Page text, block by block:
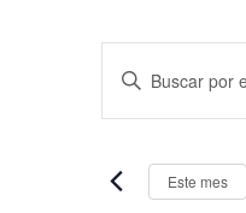
de
búsqueda
vistas
Introduce
palabra
Busca
Este mes